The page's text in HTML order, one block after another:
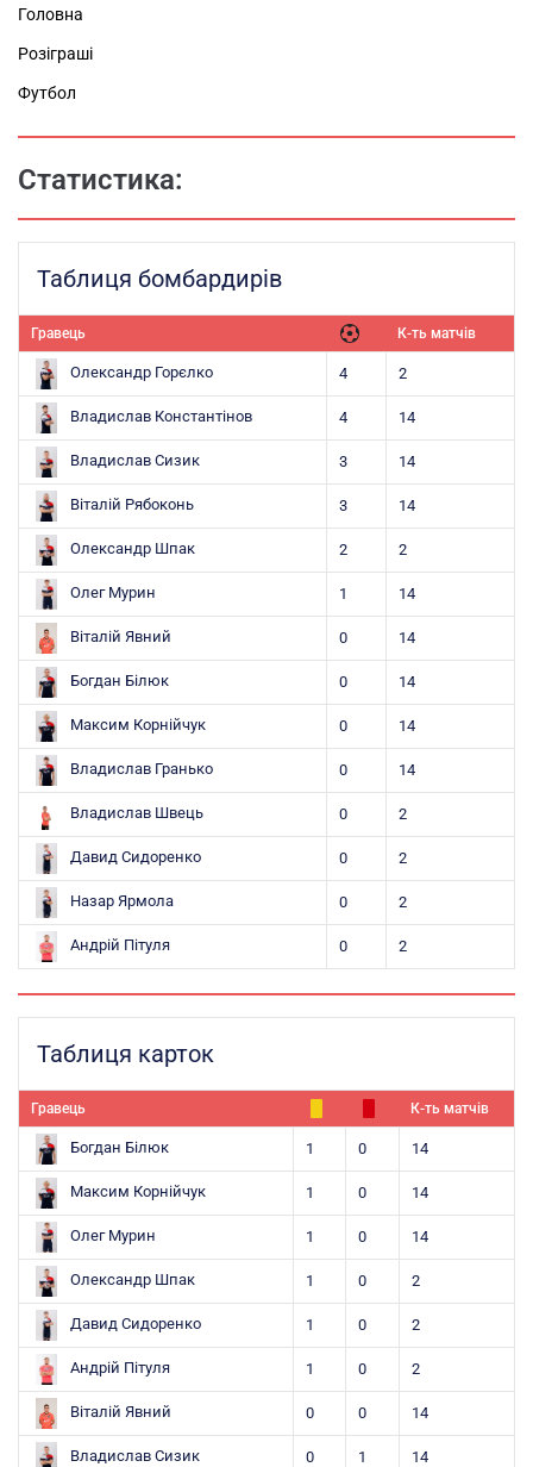
Головна
Розіграші
Футбол
Статистика:
Таблиця бомбардирів
Гравець К-ть матчів
Олександр Горєлко 4 2
Владислав Константінов 4 14
Владислав Сизик 3 14
Віталій Рябоконь 3 14
Олександр Шпак 2 2
Олег Мурин 1 14
Віталій Явний 0 14
Богдан Білюк 0 14
Максим Корнійчук 0 14
Владислав Гранько 0 14
Владислав Швець 0 2
Давид Сидоренко 0 2
Назар Ярмола 0 2
Андрій Пітуля 0 2
Таблиця карток
Гравець К-ть матчів
Богдан Білюк 1 0 14
Максим Корнійчук 1 0 14
Олег Мурин 1 0 14
Олександр Шпак 1 0 2
Давид Сидоренко 1 0 2
Андрій Пітуля 1 0 2
Віталій Явний 0 0 14
Владислав Сизик 0 1 14